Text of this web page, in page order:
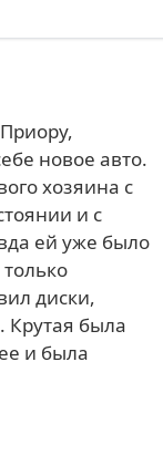
новое авто.
хозяина с
и с
ей уже было
диски,
Крутая была
и была